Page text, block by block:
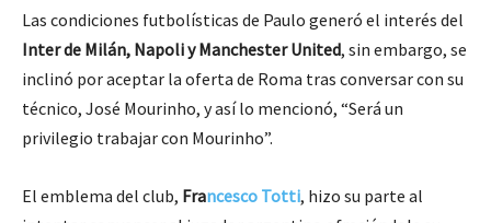
Las condiciones futbolísticas de Paulo generó el interés del
Inter de Milán, Napoli y Manchester United, sin embargo, se
inclinó por aceptar la oferta de Roma tras conversar con su
técnico, José Mourinho, y así lo mencionó, “Será un
privilegio trabajar con Mourinho”.
El emblema del club, Francesco Totti, hizo su parte al